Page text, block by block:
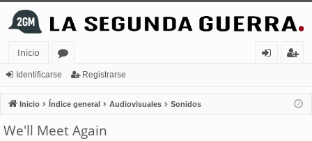
Inicio
or
os
nt
ifi
ist
ra
Identificarse Registrarse
Inicio Índice general Audiovisuales Sonidos
We'll Meet Again